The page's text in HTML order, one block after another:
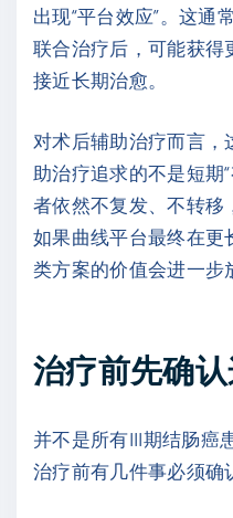
出现“平台效应”。这通
联合治疗后，可能获得
接近长期治愈。
对术后辅助治疗而言
助治疗追求的不是短期
者依然不复发、不转移
如果曲线平台最终在更
类方案的价值会进一步
治疗前先确
并不是所有III期结肠癌
治疗前有几件事必须确